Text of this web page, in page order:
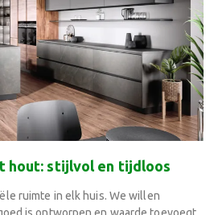
hout: stijlvol en tijdloos
ruimte in elk huis. We willen